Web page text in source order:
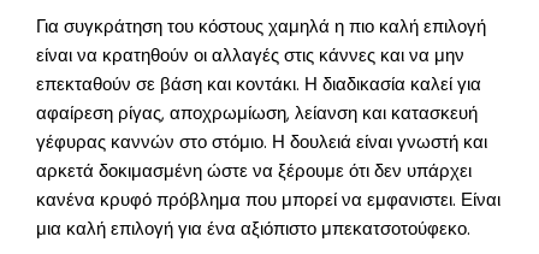
Για συγκράτηση του κόστους χαμηλά η πιο καλή επιλογή
είναι να κρατηθούν οι αλλαγές στις κάννες και να μην
επεκταθούν σε βάση και κοντάκι. Η διαδικασία καλεί για
αφαίρεση ρίγας, αποχρωμίωση, λείανση και κατασκευή
γέφυρας καννών στο στόμιο. Η δουλειά είναι γνωστή και
αρκετά δοκιμασμένη ώστε να ξέρουμε ότι δεν υπάρχει
κανένα κρυφό πρόβλημα που μπορεί να εμφανιστει. Είναι
μια καλή επιλογή για ένα αξιόπιστο μπεκατσοτούφεκο.